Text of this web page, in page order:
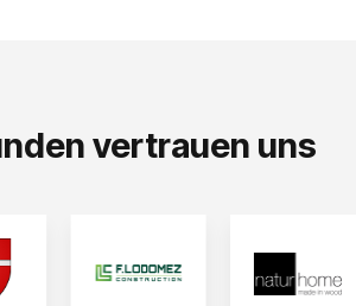
vertrauen uns